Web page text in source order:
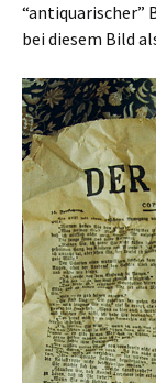
“antiquarischer”
bei diesem Bild